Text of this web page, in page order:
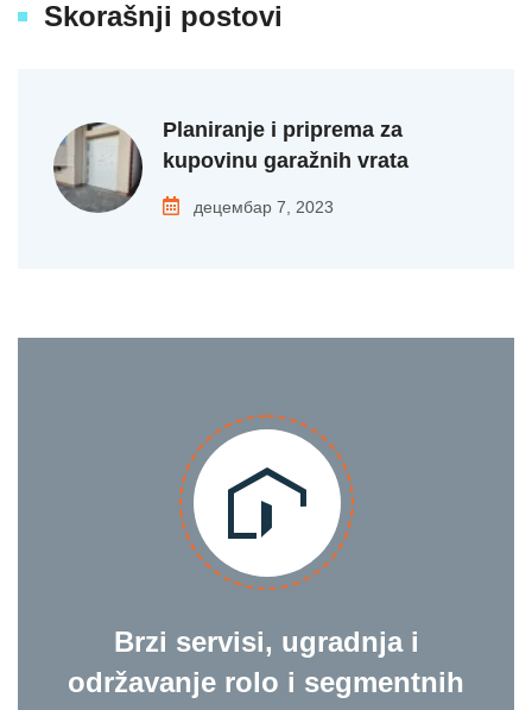
Skorašnji postovi
Planiranje i priprema za
kupovinu garažnih vrata
децембар 7, 2023
Brzi servisi, ugradnja i
održavanje rolo i segmentnih